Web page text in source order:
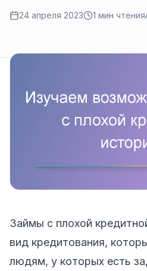
24 апреля 2023 1 мин чтения
Займы с плохой
вид кредитования,
людям, у которых есть